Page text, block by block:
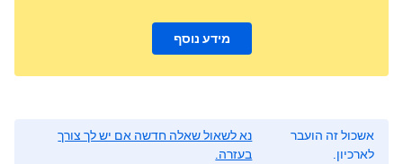
מידע נוסף
אשכול זה הועבר
לארכיון.
נא לשאול שאלה חדשה אם יש לך צורך
בעזרה.